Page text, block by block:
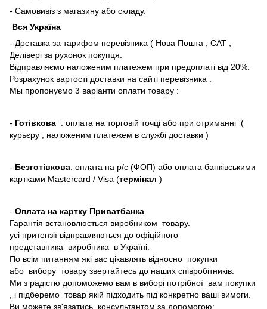
- Самовивіз з магазину або складу.
Вся Україна
- Доставка за тарифом перевізника ( Нова Пошта , САТ ,
Делівері за рухонок покупця.
Відправляємо наложеним платежем при предоплаті від 20%.
Розрахунок вартості доставки на сайті перевізника .
Мы пропонуємо 3 варіанти оплати товару :
- Готівкова : оплата на торговій точці або при отриманні (
курьєру , наложеним платежем в службі доставки )
- Безготівкова: оплата на р/с (ФОП) або оплата банківськими
картками Mastercard / Visa (термінал )
- Оплата на картку Приватбанка
Гарантія встановлюється виробником товару.
усі притензії відправляються до офіційного
представника виробника в Україні.
По всім питанням які вас цікавлять відносно покупки
або вибору товару звертайтесь до наших співробітників.
Ми з радістю допоможемо вам в виборі потрібної вам покупки
, і підберемо товар якій підходить під конкретно ваші вимоги.
Ви можете зв'язатись консультантом за допомогою: